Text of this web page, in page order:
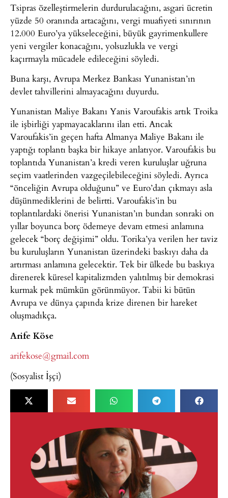
Tsipras özelleştirmelerin durdurulacağını, asgari ücretin
yüzde 50 oranında artacağını, vergi muafiyeti sınırının
12.000 Euro’ya yükseleceğini, büyük gayrimenkullere
yeni vergiler konacağını, yolsuzlukla ve vergi
kaçırmayla mücadele edileceğini söyledi.
Buna karşı, Avrupa Merkez Bankası Yunanistan’ın
devlet tahvillerini almayacağını duyurdu.
Yunanistan Maliye Bakanı Yanis Varoufakis artık Troika
ile işbirliği yapmayacaklarını ilan etti. Ancak
Varoufakis’in geçen hafta Almanya Maliye Bakanı ile
yaptığı toplantı başka bir hikaye anlatıyor. Varoufakis bu
toplantıda Yunanistan’a kredi veren kuruluşlar uğruna
seçim vaatlerinden vazgeçilebileceğini söyledi. Ayrıca
“önceliğin Avrupa olduğunu” ve Euro’dan çıkmayı asla
düşünmediklerini de belirtti. Varoufakis’in bu
toplantılardaki önerisi Yunanistan’ın bundan sonraki on
yıllar boyunca borç ödemeye devam etmesi anlamına
gelecek “borç değişimi” oldu. Torika’ya verilen her taviz
bu kuruluşların Yunanistan üzerindeki baskıyı daha da
artırması anlamına gelecektir. Tek bir ülkede bu baskıya
direnerek küresel kapitalizmden yalıtılmış bir demokrasi
kurmak pek mümkün görünmüyor. Tabii ki bütün
Avrupa ve dünya çapında krize direnen bir hareket
oluşmadıkça.
Arife Köse
arifekose@gmail.com
(Sosyalist İşçi)